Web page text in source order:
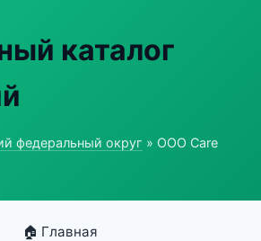
каталог
федеральный округ » ООО Care
🏠 Главная